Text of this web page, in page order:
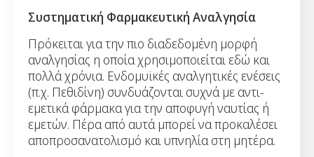
Συστηματική Φαρμακευτική Αναλγησία
Πρόκειται για την πιο διαδεδομένη μορφή
αναλγησίας η οποία χρησιμοποιείται εδώ και
πολλά χρόνια. Ενδομυϊκές αναλγητικές ενέσεις
(π.χ. Πεθιδίνη) συνδυάζονται συχνά με αντι-
εμετικά φάρμακα για την αποφυγή ναυτίας ή
εμετών. Πέρα από αυτά μπορεί να προκαλέσει
αποπροσανατολισμό και υπνηλία στη μητέρα.